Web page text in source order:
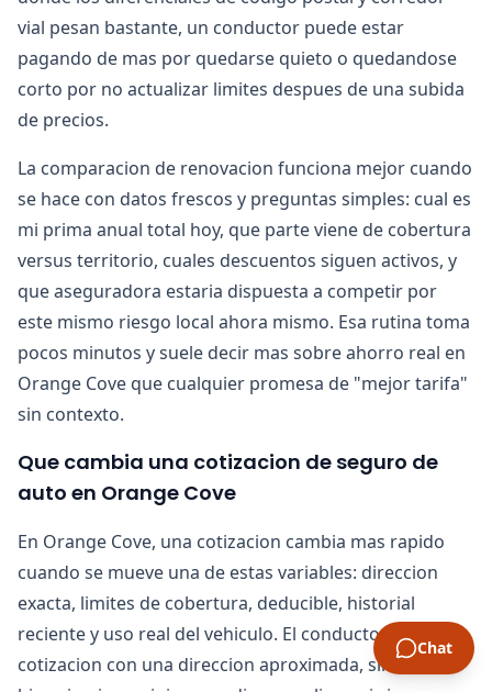
vial pesan bastante, un conductor puede estar
pagando de mas por quedarse quieto o quedandose
corto por no actualizar limites despues de una subida
de precios.
La comparacion de renovacion funciona mejor cuando
se hace con datos frescos y preguntas simples: cual es
mi prima anual total hoy, que parte viene de cobertura
versus territorio, cuales descuentos siguen activos, y
que aseguradora estaria dispuesta a competir por
este mismo riesgo local ahora mismo. Esa rutina toma
pocos minutos y suele decir mas sobre ahorro real en
Orange Cove que cualquier promesa de "mejor tarifa"
sin contexto.
Que cambia una cotizacion de seguro de
auto en Orange Cove
En Orange Cove, una cotizacion cambia mas rapido
cuando se mueve una de estas variables: direccion
exacta, limites de cobertura, deducible, historial
reciente y uso real del vehiculo. El conductor que pide
cotizacion con una direccion aproximada, sin definir
Chat